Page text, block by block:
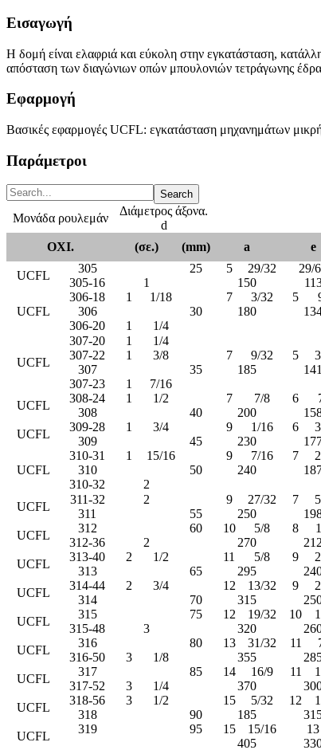
Εισαγωγή
Η δομή είναι ελαφριά και εύκολη στην εγκατάσταση,
απόσταση των διαγώνιων οπών μπουλονιών τετράγωνης
Εφαρμογή
Βασικές εφαρμογές UCFL: εγκατάσταση μηχανημάτων
Παράμετροι
Μονάδα ρουλεμάν
Διάμετρος άξονα.
d
ΟΧΙ.
(σε.) (mm) a e
UCFL
305 25 5 29/32 29/
305-16
1 150
UCFL
306-18 1 1/18 7 3/32 5
306
30 180
306-20
1 1/4
UCFL
307-20 1
1/4
307-22
1 3/8 7 9/32 5
307
35 185 141
307-23
1 7/16
UCFL
308-24 1 1/2 7 7/8 6
308
40 200
UCFL
309-28 1 3/4 9 1/16 6
309
45 230
UCFL
310-31 1 15/16 9 7/16 7
310
50 240
310-32
2
UCFL
311-32 2 9 27/32 7
311
55 250
UCFL
312 60 10 5/8 8
312-36
2 270
UCFL
313-40 2 1/2 11 5/8 9
313
65 295
UCFL
314-44 2 3/4 12 13/32 9
314
70 315
UCFL
315 75 12 19/32 10
315-48
3 320
UCFL
316 80 13 31/32 11
316-50
3 1/8 355
UCFL
317 85 14 16/9 11
317-52
3 1/4 370
UCFL
318-56 3 1/2 15 5/32 12
318
90 185
UCFL
319 95 15 15/16 13
405